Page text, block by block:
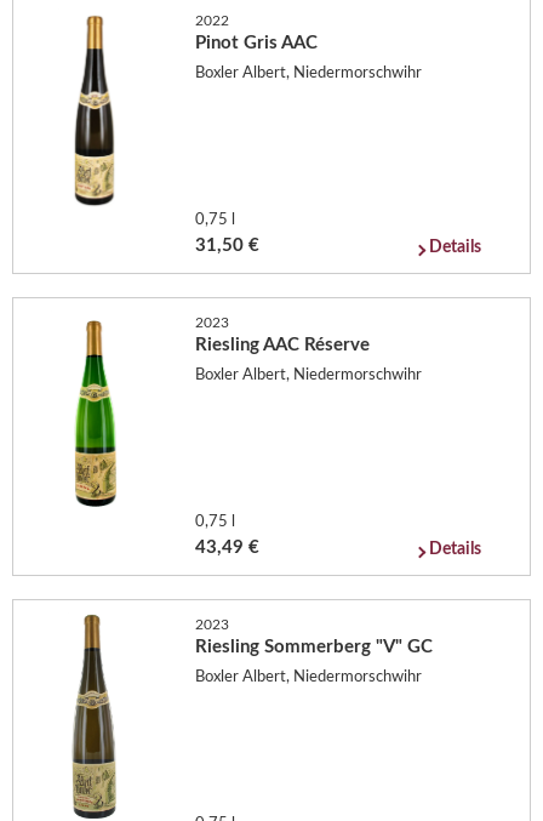
2022
Pinot Gris AAC
Boxler Albert, Niedermorschwihr
0,75 l
31,50 € Details
2023
Riesling AAC Réserve
Boxler Albert, Niedermorschwihr
0,75 l
43,49 € Details
2023
Riesling Sommerberg "V" GC
Boxler Albert, Niedermorschwihr